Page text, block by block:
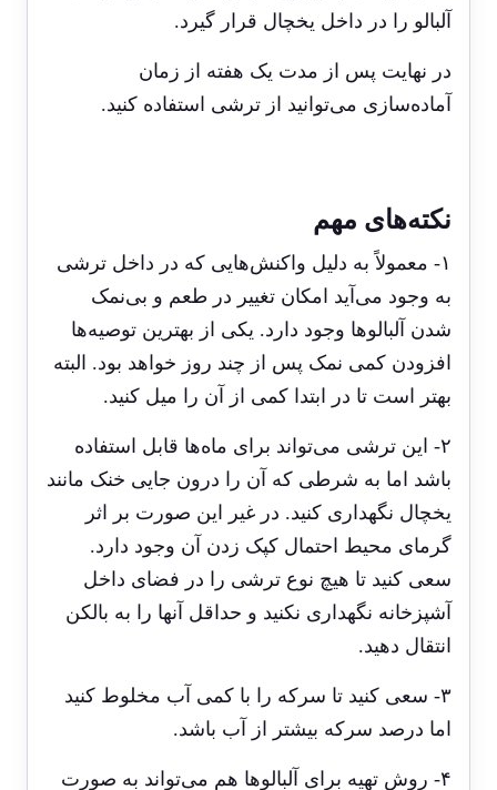
آلبالو را در داخل یخچال قرار گیرد.
در نهایت پس از مدت یک هفته از زمان
آماده‌سازی می‌توانید از ترشی استفاده کنید.
نکته‌های مهم
۱- معمولاً به دلیل واکنش‌هایی که در داخل ترشی
به وجود می‌آید امکان تغییر در طعم و بی‌نمک
شدن آلبالوها وجود دارد. یکی از بهترین توصیه‌ها
افزودن کمی نمک پس از چند روز خواهد بود. البته
بهتر است تا در ابتدا کمی از آن را میل کنید.
۲- این ترشی می‌تواند برای ماه‌ها قابل استفاده
باشد اما به شرطی که آن را درون جایی خنک مانند
یخچال نگهداری کنید. در غیر این صورت بر اثر
گرمای محیط احتمال کپک زدن آن وجود دارد.
سعی کنید تا هیچ نوع ترشی را در فضای داخل
آشپزخانه نگهداری نکنید و حداقل آنها را به بالکن
انتقال دهید.
۳- سعی کنید تا سرکه را با کمی آب مخلوط کنید
اما درصد سرکه بیشتر از آب باشد.
۴- روش تهیه برای آلبالوها هم می‌تواند به صورت